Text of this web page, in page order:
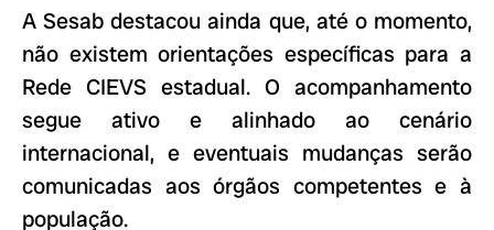
A Sesab destacou ainda que, até o momento,
não existem orientações específicas para a
Rede CIEVS estadual. O acompanhamento
segue ativo e alinhado ao cenário
internacional, e eventuais mudanças serão
comunicadas aos órgãos competentes e à
população.